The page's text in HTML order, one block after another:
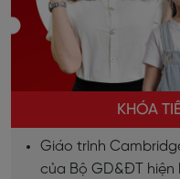
KHÓA
Giáo trình
của Bộ GD&ĐT hiện